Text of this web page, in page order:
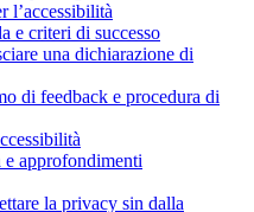
l’accessibilità
e criteri di successo
una dichiarazione di
di feedback e procedura di
approfondimenti
la privacy sin dalla